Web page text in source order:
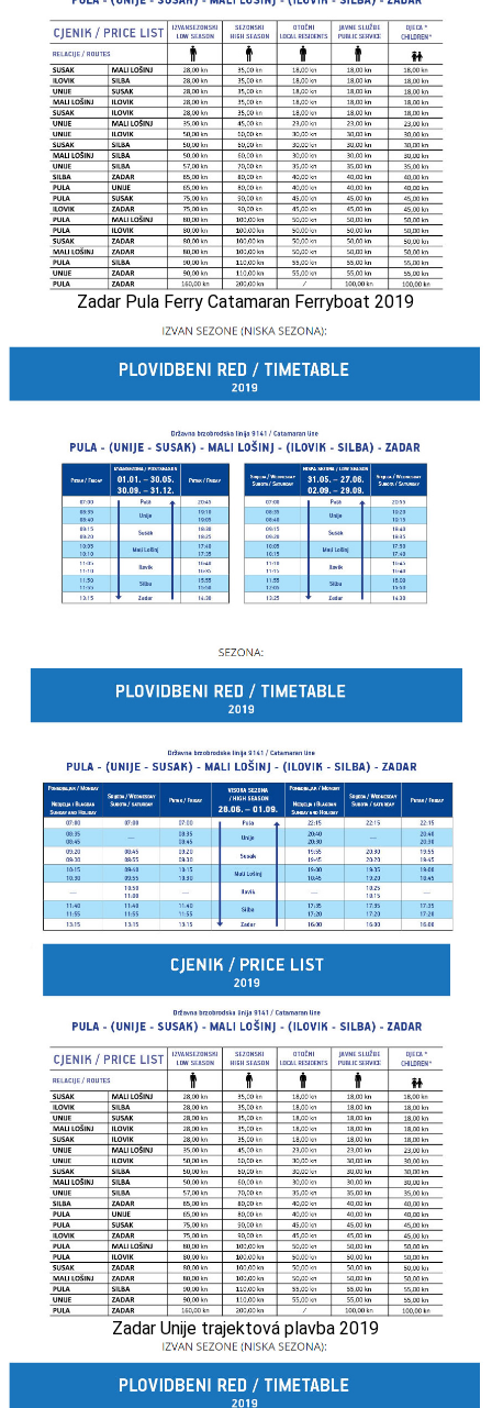
Zadar Pula Ferry Catamaran Ferryboat 2019
Zadar Unije trajektová plavba 2019